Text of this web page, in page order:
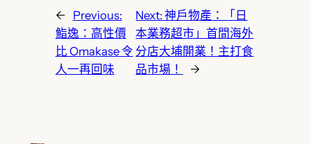
←
Previous:
鮨逸：高性價
比 Omakase 令
人一再回味
Next:神戶物產：「日
本業務超市」首間海外
分店大埔開業！主打食
品市場！
→